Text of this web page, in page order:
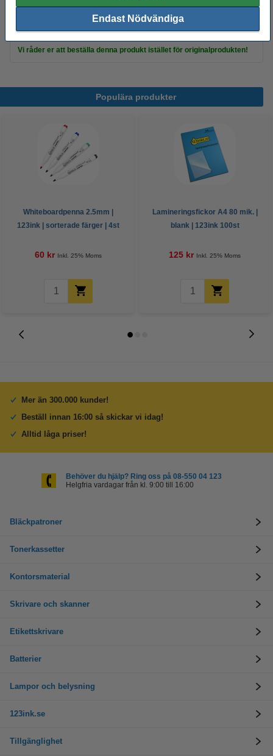
Endast Nödvändiga
375 kr
Vi råder er att beställa denna produkt istället för originalprodukten!
Populära produkter
Whiteboardpenna 2.5mm |
123ink | sorterade färger | 4st
60 kr Inkl. 25% Moms
Lamineringsfickor A4 80 mik. |
blank | 123ink 100st
125 kr Inkl. 25% Moms
Mer än 300.000 kunder!
Beställ innan 16:00 så skickar vi idag!
Alltid låga priser!
Behöver du hjälp? Ring oss på 08-550 04 123
Helgfria vardagar från kl. 9:00 till 16:00
Bläckpatroner
Tonerkassetter
Kontorsmaterial
Skrivare och skanner
Etikettskrivare
Batterier
Lampor och belysning
123ink.se
Tillgänglighet